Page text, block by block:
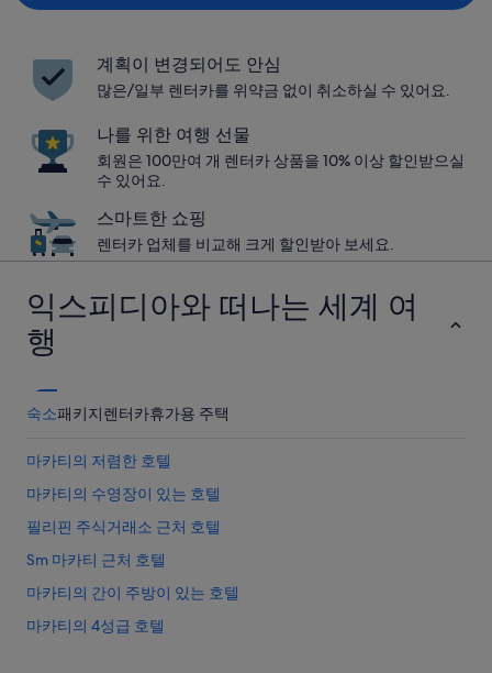
계획이 변경되어도 안심
많은/일부 렌터카를 위약금 없이 취소하실 수 있어요.
나를 위한 여행 선물
회원은 100만여 개 렌터카 상품을 10% 이상 할인받으실
수 있어요.
스마트한 쇼핑
렌터카 업체를 비교해 크게 할인받아 보세요.
익스피디아와 떠나는 세계 여
행
숙소패키지렌터카휴가용 주택
마카티의 저렴한 호텔
마카티의 수영장이 있는 호텔
필리핀 주식거래소 근처 호텔
Sm 마카티 근처 호텔
마카티의 간이 주방이 있는 호텔
마카티의 4성급 호텔